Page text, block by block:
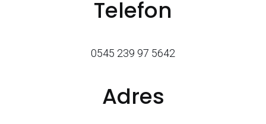
Telefon
0545 239 97 5642
Adres